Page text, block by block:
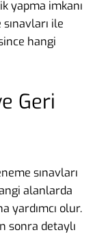
yapma imkanı
ile
hangi
Geri
sınavları
alanlarda
yardımcı olur.
sonra detaylı